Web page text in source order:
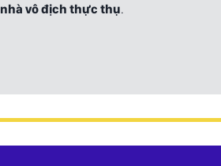
nhà vô địch thực thụ.